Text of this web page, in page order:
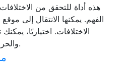
هذه أداة للتحقق من
الفهم. يمكنها الانتقال إلى
الاختلافات. اختياريًا،
والحروف الكبيرة وما إلى ذلك.